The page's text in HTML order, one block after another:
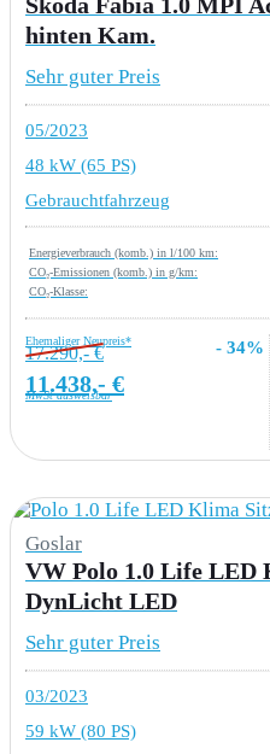
hinten Kam.
Sehr guter Preis
05/2023
48 kW (65 PS)
Gebrauchtfahrzeug
Energieverbrauch (komb.) in l/100 km:
CO₂-Emissionen (komb.) in g/km:
CO₂-Klasse:
Ehemaliger Neupreis*
17.290,- € - 34%
11.438,- €
MwSt ausweisbar
Goslar
VW Polo 1.0 Life LED
DynLicht LED
Sehr guter Preis
03/2023
59 kW (80 PS)